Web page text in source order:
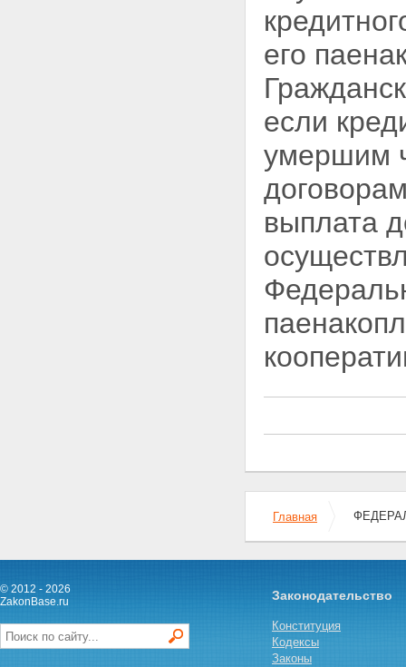
его
если
умершим
выплата
Главная
© 2012 - 2026
ZakonBase.ru
Законодательство
Конституция
Кодексы
Законы